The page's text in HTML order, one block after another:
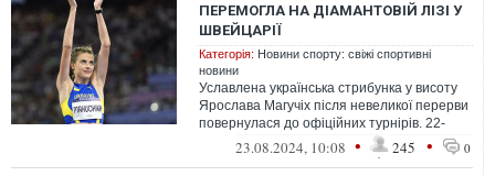
ПЕРЕМОГЛА НА ДІАМАНТОВІЙ ЛІЗІ У
ШВЕЙЦАРІЇ
Категорія: Новини спорту: свіжі спортивні
новини
Уславлена українська стрибунка у висоту
Ярослава Магучіх після невеликої перерви
повернулася до офіційних турнірів. 22-
річна дніпрянка з результатом 1...
23.08.2024, 10:08 • 245 • 0